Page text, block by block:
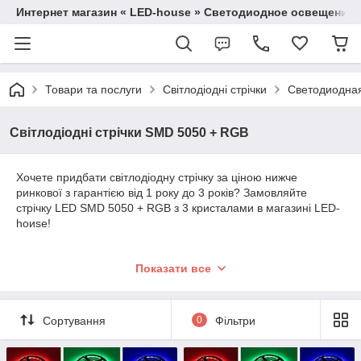
Интернет магазин « LED-house » Светодиодное освещение
Товари та послуги Світлодіодні стрічки
Світлодіодні стрічки SMD 5050 + RGB
Хочете придбати світлодіодну стрічку за ціною нижче
ринкової з гарантією від 1 року до 3 років? Замовляйте
стрічку LED SMD 5050 + RGB з 3 кристалами в магазині LED-
һоиѕе!
LED SMD 5050 + RGB – стрічка для
неограниченные возможности для создания интересных
Показати все
Сортування 0 Фільтри